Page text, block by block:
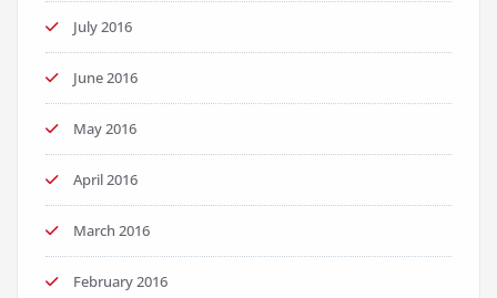
July 2016
June 2016
May 2016
April 2016
March 2016
February 2016